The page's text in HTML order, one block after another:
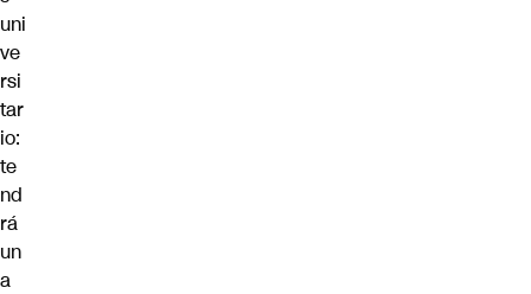
uni
ve
rsi
tar
io:
te
nd
rá
un
a